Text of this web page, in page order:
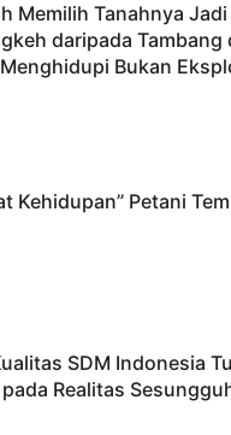
Memilih Tanahnya
daripada Tambang
Bukan
Kehidupan” Petani
SDM Indonesia
Realitas